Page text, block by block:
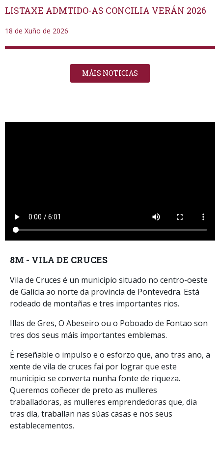
LISTAXE ADMTIDO-AS CONCILIA VERÁN 2026
18 de Xuño de 2026
MÁIS NOTICIAS
8M - VILA DE CRUCES
Vila de Cruces é un municipio situado no centro-oeste
de Galicia ao norte da provincia de Pontevedra. Está
rodeado de montañas e tres importantes rios.
Illas de Gres, O Abeseiro ou o Poboado de Fontao son
tres dos seus máis importantes emblemas.
É reseñable o impulso e o esforzo que, ano tras ano, a
xente de vila de cruces fai por lograr que este
municipio se converta nunha fonte de riqueza.
Queremos coñecer de preto as mulleres
traballadoras, as mulleres emprendedoras que, dia
tras día, traballan nas súas casas e nos seus
establecementos.